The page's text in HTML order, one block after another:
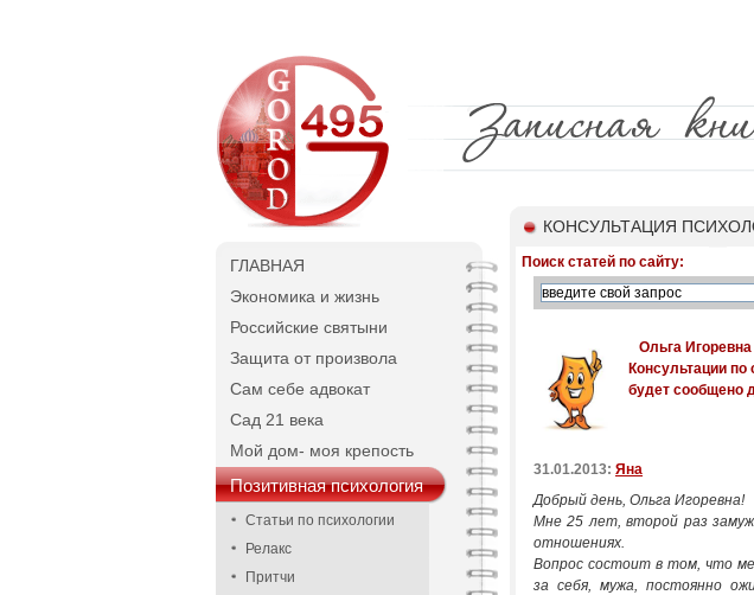
ГЛАВНАЯ
Экономика и жизнь
Российские святыни
Защита от произвола
Сам себе адвокат
Сад 21 века
Мой дом- моя крепость
Позитивная психология
Статьи по психологии
Релакс
Притчи
КОНСУЛЬТАЦИЯ
Поиск статей по сайту:
Ольга
Консультации по
будет сообщено
31.01.2013: Яна
Добрый день, Ольга Игоревна!
Мне 25 лет, второй раз
отношениях.
Вопрос состоит в том, что
за себя, мужа, постоянно